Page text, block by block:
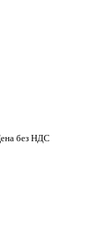
без НДС